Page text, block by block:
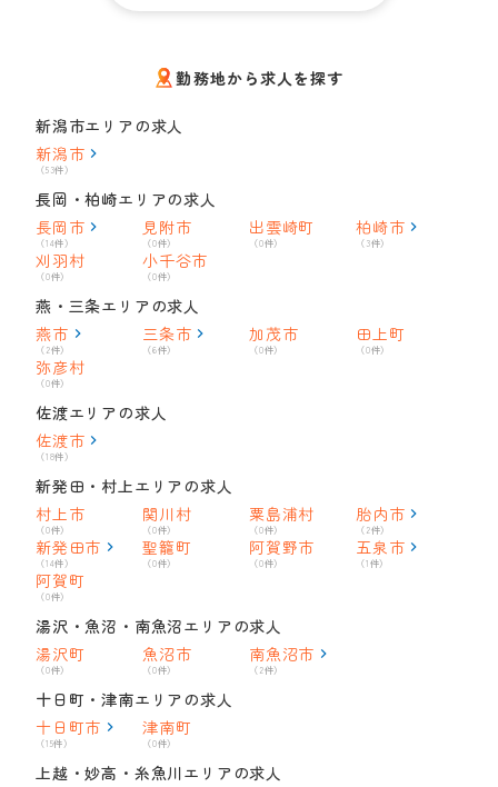
勤務地から求人を探す
新潟市エリアの求人
新潟市
（53件）
長岡・柏崎エリアの求人
長岡市
（14件）
見附市
（0件）
出雲崎町
（0件）
柏崎市
（3件）
刈羽村
（0件）
小千谷市
（0件）
燕・三条エリアの求人
燕市
（2件）
三条市
（6件）
加茂市
（0件）
田上町
（0件）
弥彦村
（0件）
佐渡エリアの求人
佐渡市
（18件）
新発田・村上エリアの求人
村上市
（0件）
関川村
（0件）
粟島浦村
（0件）
胎内市
（2件）
新発田市
（14件）
聖籠町
（0件）
阿賀野市
（0件）
五泉市
（1件）
阿賀町
（0件）
湯沢・魚沼・南魚沼エリアの求人
湯沢町
（0件）
魚沼市
（0件）
南魚沼市
（2件）
十日町・津南エリアの求人
十日町市
（15件）
津南町
（0件）
上越・妙高・糸魚川エリアの求人